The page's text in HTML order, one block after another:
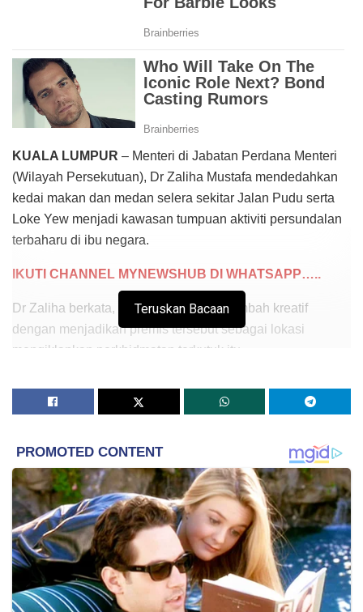
KUALA LUMPUR – Menteri di Jabatan Perdana Menteri
(Wilayah Persekutuan), Dr Zaliha Mustafa mendedahkan
kedai makan dan medan selera sekitar Jalan Pudu serta
Loke Yew menjadi kawasan tumpuan aktiviti persundalan
terbaharu di ibu negara.
IKUTI CHANNEL MYNEWSHUB DI WHATSAPP…..
Dr Zaliha berkata, modus sindiket bertambah kreatif
dengan menjadikan premis tersebut sebagai lokasi
mengiklankan perkhidmatan terkutuk itu.
itu menjadi cabaran dalam usaha membanteras kegiatan
konvensional kepada platform digital.
“Lebih-lebih lagi apabila rumah inap, hotel dan kediaman
peribadi turut dijadikan sarang aktiviti ini.
“Dalam hal ini, kerajaan menyeru supaya komuniti
setempat menjadi ‘mata-mata’ dan melaporkan aktiviti
seumpama ini kepada Adu@KL 2.0 atau mana-mana
saluran aduan agensi yang menjadi ahli KL Strike Force.
Teruskan Bacaan